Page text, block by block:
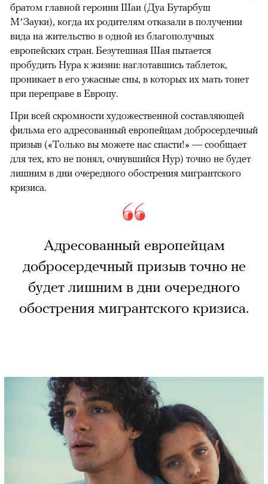
братом главной героини Шаи (Дуа Бутарбуш
М’Зауки), когда их родителям отказали в получении
вида на жительство в одной из благополучных
европейских стран. Безутешная Шая пытается
пробудить Нура к жизни: наглотавшись таблеток,
проникает в его ужасные сны, в которых их мать тонет
при переправе в Европу.
При всей скромности художественной составляющей
фильма его адресованный европейцам добросердечный
призыв («Только вы можете нас спасти!» — сообщает
для тех, кто не понял, очнувшийся Нур) точно не будет
лишним в дни очередного обострения мигрантского
кризиса.
Адресованный европейцам
добросердечный призыв точно не
будет лишним в дни очередного
обострения мигрантского кризиса.